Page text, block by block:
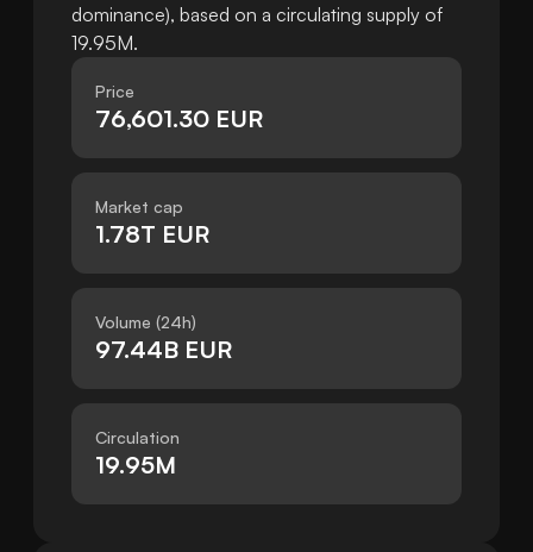
dominance), based on a circulating supply of
19.95M.
Price
76,601.30 EUR
Market cap
1.78T EUR
Volume (24h)
97.44B EUR
Circulation
19.95M